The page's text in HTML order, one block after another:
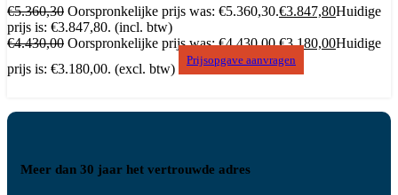
€5.360,30 Oorspronkelijke prijs was: €5.360,30.€3.847,80Huidige
prijs is: €3.847,80. (incl. btw)
€4.430,00 Oorspronkelijke prijs was: €4.430,00.€3.180,00Huidige
prijs is: €3.180,00. (excl. btw)
Prijsopgave aanvragen
Meer dan 30 jaar het vertrouwde adres